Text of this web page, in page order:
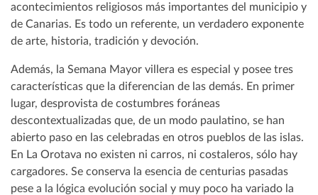
acontecimientos religiosos más importantes del municipio y
de Canarias. Es todo un referente, un verdadero exponente
de arte, historia, tradición y devoción.
Además, la Semana Mayor villera es especial y posee tres
características que la diferencian de las demás. En primer
lugar, desprovista de costumbres foráneas
descontextualizadas que, de un modo paulatino, se han
abierto paso en las celebradas en otros pueblos de las islas.
En La Orotava no existen ni carros, ni costaleros, sólo hay
cargadores. Se conserva la esencia de centurias pasadas
pese a la lógica evolución social y muy poco ha variado la